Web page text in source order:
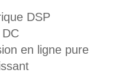
DSP
en ligne pure